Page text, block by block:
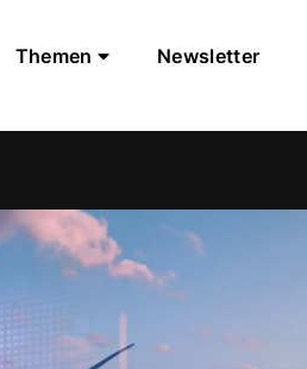
Themen Newsletter